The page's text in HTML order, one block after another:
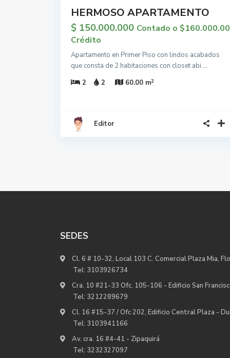
HERMOSO APARTAMENTO
$ 150.000.000 Contado o
Crédito
Apartamento en Primer Piso con lindos acabados
que consta de 2 habitaciones con closet abi ...
2
2 60.00 m2
Editor
SEDES
Cl. 6 # 10-32, Local 103 C. Comercial Plaza Mia,
Tel: 3103926734
Cra. 10 #21-33 Ofc. 105-106 - Edificio San
Tel: 3212289679
Cl. 16 #15-37 / Ofc 202, Edificio Central Plaza -
Tel: 3103941166
Av. cra. 16 #4-41 - Zipaquirá
Tel: 3232327097